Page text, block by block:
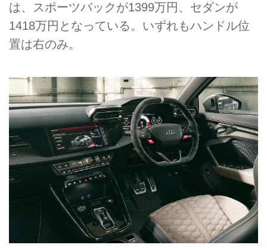
は、スポーツバックが1399万円、セダンが
1418万円となっている。いずれもハンドル位
置は右のみ。